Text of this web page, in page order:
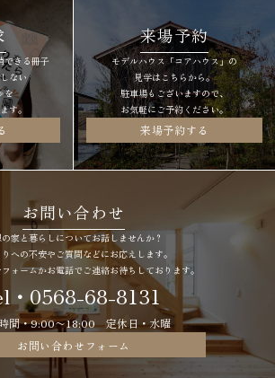
できる冊子
ない
を
す。
お問い合わせ
家と暮らしについてお話しませんか？
への不安やご質問などにお応えします。
ォームかお電話でご連絡お待ちしております。
・0568-68-8131
間・9:00〜18:00 定休日・水曜
お問い合わせフォーム
来場予約
モデルハウス「コアハウス」の
見学はこちらから。
駐車場もございますので、
お気軽にご予約ください。
来場予約する